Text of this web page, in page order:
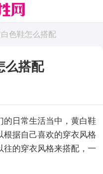
色鞋怎么搭配
么搭配
日常生活当中，黄白鞋
据自己喜欢的穿衣风格
的穿衣风格来搭配，一